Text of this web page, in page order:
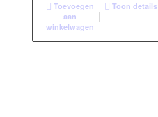
Toevoegen
aan
winkelwagen
Toon details